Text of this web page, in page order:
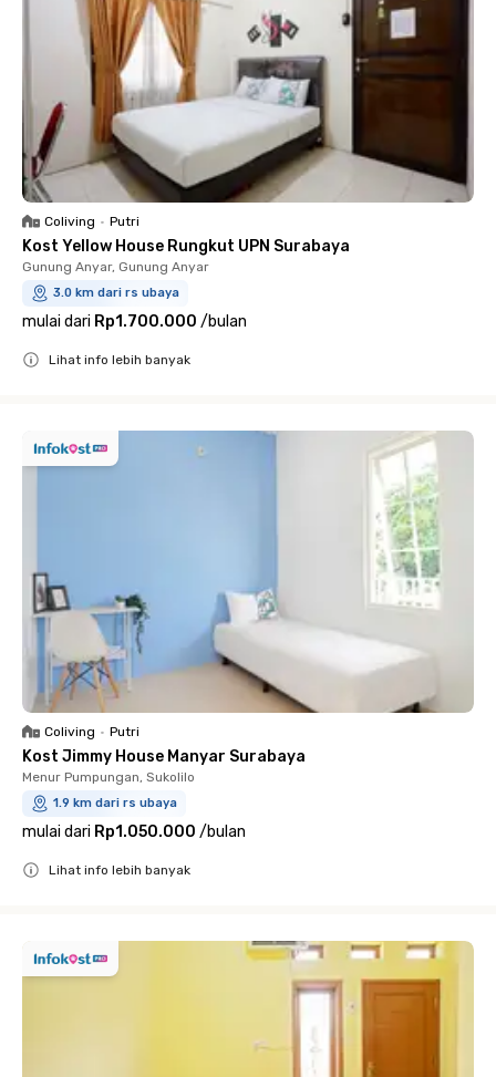
Coliving • Putri
Kost Yellow House Rungkut UPN Surabaya
Gunung Anyar, Gunung Anyar
3.0 km dari rs ubaya
mulai dari Rp1.700.000 /bulan
Lihat info lebih banyak
Coliving • Putri
Kost Jimmy House Manyar Surabaya
Menur Pumpungan, Sukolilo
1.9 km dari rs ubaya
mulai dari Rp1.050.000 /bulan
Lihat info lebih banyak